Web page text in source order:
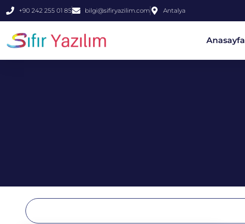
+90 242 255 01 85 bilgi@sifiryazilim.com Antalya
Anasayfa